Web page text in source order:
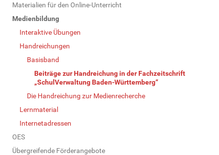
i
o
Materialien für den Online-Unterricht
Medienbildung
Interaktive Übungen
Handreichungen
Basisband
Beiträge zur Handreichung in der Fachzeitschrift
„SchulVerwaltung Baden-Württemberg“
Die Handreichung zur Medienrecherche
Lernmaterial
Internetadressen
OES
Übergreifende Förderangebote